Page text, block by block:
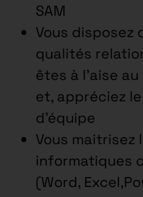
SAM
Vous disposez
qualités
êtes à l’aise
et, appréciez
d’équipe
Vous maitrisez
informatiques
(Word,